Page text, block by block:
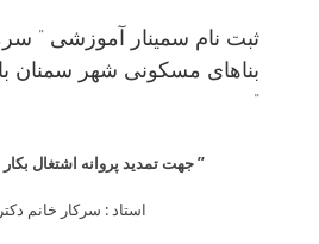
ثبت نام سمینار آموزشی ”
بناهای مسکونی شهر سمنان با
“
” جهت تمدید پروانه اشتغال
استاد : سرکار خانم